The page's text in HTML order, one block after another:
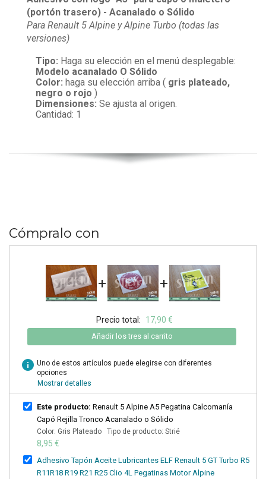
(portón trasero) - Acanalado o Sólido
Para Renault 5 Alpine y Alpine Turbo (todas las
versiones)
Tipo: Haga su elección en el menú desplegable:
Modelo acanalado O Sólido
Color: haga su elección arriba ( gris plateado,
negro o rojo )
Dimensiones: Se ajusta al origen.
Cantidad: 1
Cómpralo con
+ +
Precio total: 17,90 €
Añadir los tres al carrito
info Uno de estos artículos puede elegirse con diferentes
opciones
Mostrar detalles
Este producto: Renault 5 Alpine A5 Pegatina Calcomanía
Capó Rejilla Tronco Acanalado o Sólido
Color: Gris Plateado Tipo de producto: Strié
8,95 €
Adhesivo Tapón Aceite Lubricantes ELF Renault 5 GT Turbo R5
R11R18 R19 R21 R25 Clio 4L Pegatinas Motor Alpine